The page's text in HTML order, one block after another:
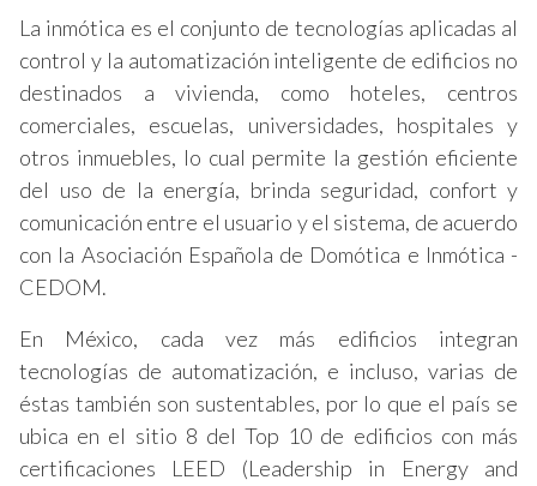
La inmótica es el conjunto de tecnologías aplicadas al
control y la automatización inteligente de edificios no
destinados a vivienda, como hoteles, centros
comerciales, escuelas, universidades, hospitales y
otros inmuebles, lo cual permite la gestión eficiente
del uso de la energía, brinda seguridad, confort y
comunicación entre el usuario y el sistema, de acuerdo
con la Asociación Española de Domótica e Inmótica -
CEDOM.
En México, cada vez más edificios integran
tecnologías de automatización, e incluso, varias de
éstas también son sustentables, por lo que el país se
ubica en el sitio 8 del Top 10 de edificios con más
certificaciones LEED (Leadership in Energy and